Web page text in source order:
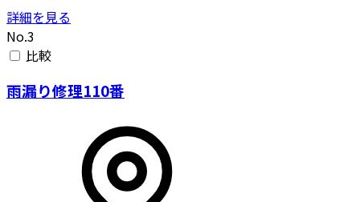
詳細を見る
No.3
比較
雨漏り修理110番